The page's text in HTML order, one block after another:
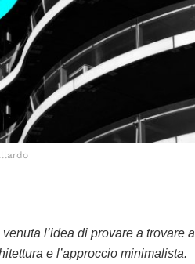
l’idea di provare a trovare a
e l’approccio minimalista.